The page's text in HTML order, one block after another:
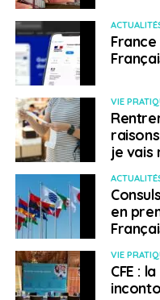
Carriacou et de Petite
se renseigner sur l’état
déplacement dans la
Italie
–
les ours
– Publié le
Quelques rares
la présence d’ours
(Trentin Haut-Adige),
prudence.
Pakistan
VIE
je vais
en
VIE
CFE :